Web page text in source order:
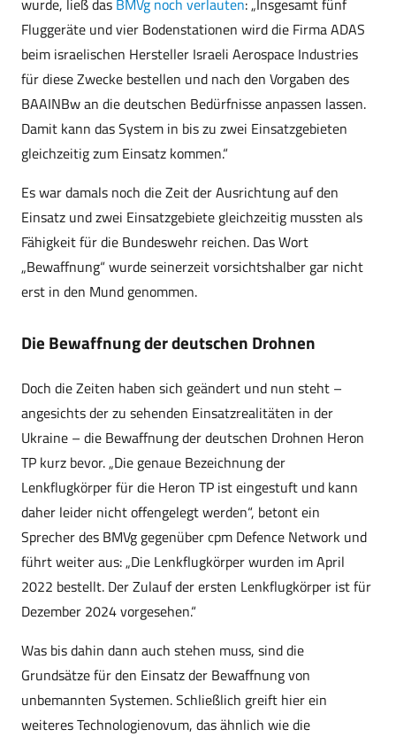
Fluggeräte und vier Bodenstationen wird die Firma ADAS
beim israelischen Hersteller Israeli Aerospace Industries
für diese Zwecke bestellen und nach den Vorgaben des
BAAINBw an die deutschen Bedürfnisse anpassen lassen.
Damit kann das System in bis zu zwei Einsatzgebieten
gleichzeitig zum Einsatz kommen.“
Es war damals noch die Zeit der Ausrichtung auf den
Einsatz und zwei Einsatzgebiete gleichzeitig mussten als
Fähigkeit für die Bundeswehr reichen. Das Wort
„Bewaffnung“ wurde seinerzeit vorsichtshalber gar nicht
erst in den Mund genommen.
Die Bewaffnung der deutschen Drohnen
Doch die Zeiten haben sich geändert und nun steht –
angesichts der zu sehenden Einsatzrealitäten in der
Ukraine – die Bewaffnung der deutschen Drohnen Heron
TP kurz bevor. „Die genaue Bezeichnung der
Lenkflugkörper für die Heron TP ist eingestuft und kann
daher leider nicht offengelegt werden“, betont ein
Sprecher des BMVg gegenüber cpm Defence Network und
führt weiter aus: „Die Lenkflugkörper wurden im April
2022 bestellt. Der Zulauf der ersten Lenkflugkörper ist für
Dezember 2024 vorgesehen.“
Was bis dahin dann auch stehen muss, sind die
Grundsätze für den Einsatz der Bewaffnung von
unbemannten Systemen. Schließlich greift hier ein
weiteres Technologienovum, das ähnlich wie die